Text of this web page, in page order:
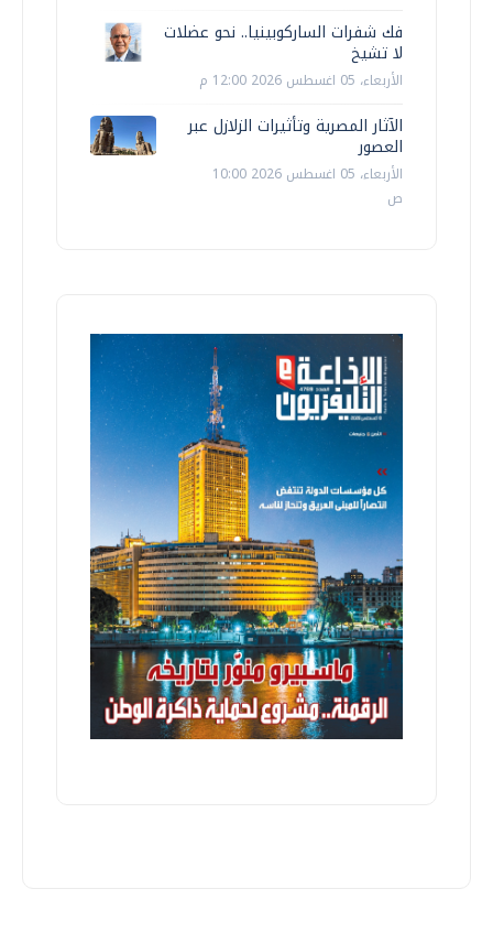
فك شفرات الساركوبينيا.. نحو عضلات
لا تشيخ
الأربعاء، 05 اغسطس 2026 12:00 م
الآثار المصرية وتأثيرات الزلازل عبر
العصور
الأربعاء، 05 اغسطس 2026 10:00
ص